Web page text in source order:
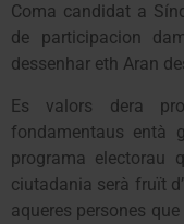
Coma candidat a
de participacion
dessenhar eth Aran
Es valors dera
fondamentaus entà
programa electorau
ciutadania serà fruït
aqueres persones que